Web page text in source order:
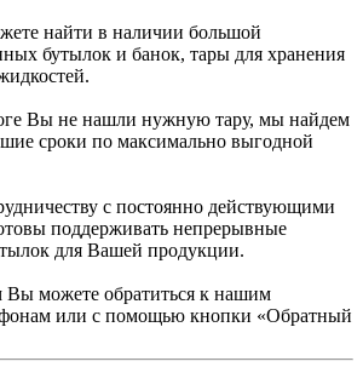
найти в наличии большой
бутылок и банок, тары для хранения
Вы не нашли нужную тару, мы найдем
сроки по максимально выгодной
с постоянно действующими
поддерживать непрерывные
для Вашей продукции.
можете обратиться к нашим
или с помощью кнопки «Обратный